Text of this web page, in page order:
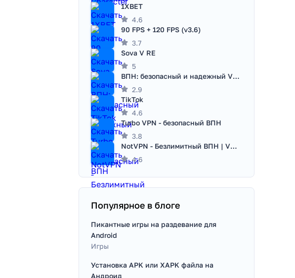
1XBET
4.6
90 FPS + 120 FPS (v3.6)
3.7
Sova V RE
5
ВПН: безопасный и надежный VPN
2.9
TikTok
4.6
Turbo VPN - безопасный ВПН
3.8
NotVPN - Безлимитный ВПН | VPN
4.6
Популярное в блоге
Пикантные игры на раздевание для
Android
Игры
Установка APK или XAPK файла на
Андроид